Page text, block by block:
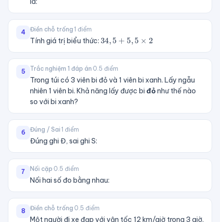
4 Điền chỗ trống·1 điểm
Tính giá trị biểu thức:
5 Trắc nghiệm 1 đáp án·0.5 điểm
Trong túi có 3 viên bi đỏ và 1 viên bi xanh. Lấy ngẫu
nhiên 1 viên bi. Khả năng lấy được bi đỏnhư thế nào
so với bi xanh?
6 Đúng / Sai·1 điểm
Đúng ghi Đ, sai ghi S:
7 Nối cặp·0.5 điểm
Nối hai số đo bằng nhau:
8 Điền chỗ trống·0.5 điểm
Một người đi xe đạp với vận tốc 12 km/giờ trong 3 giờ.